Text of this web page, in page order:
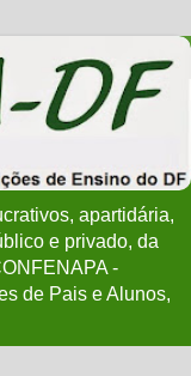
apartidária,
e privado, da
-
de Pais e Alunos,